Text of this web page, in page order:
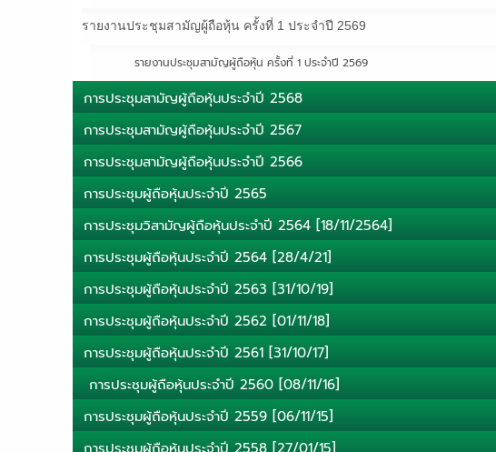
รายงานประชุมสามัญผู้ถือหุ้น ครั้งที่ 1 ประจำปี 2569
รายงานประชุมสามัญผู้ถือหุ้น ครั้งที่ 1 ประจำปี 2569
การประชุมสามัญผู้ถือหุ้นประจำปี 2568
การประชุมสามัญผู้ถือหุ้นประจำปี 2567
การประชุมสามัญผู้ถือหุ้นประจำปี 2566
การประชุมผู้ถือหุ้นประจำปี 2565
การประชุมวิสามัญผู้ถือหุ้นประจำปี 2564 [18/11/2564]
การประชุมผู้ถือหุ้นประจำปี 2564 [28/4/21]
การประชุมผู้ถือหุ้นประจำปี 2563 [31/10/19]
การประชุมผู้ถือหุ้นประจำปี 2562 [01/11/18]
การประชุมผู้ถือหุ้นประจำปี 2561 [31/10/17]
การประชุมผู้ถือหุ้นประจำปี 2560 [08/11/16]
การประชุมผู้ถือหุ้นประจำปี 2559 [06/11/15]